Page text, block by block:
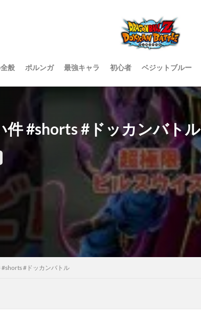
般 ポルンガ 最強キャラ 初心者 ベジットブルー
件 #shorts #ドッカンバトル
#ドッカンバトル